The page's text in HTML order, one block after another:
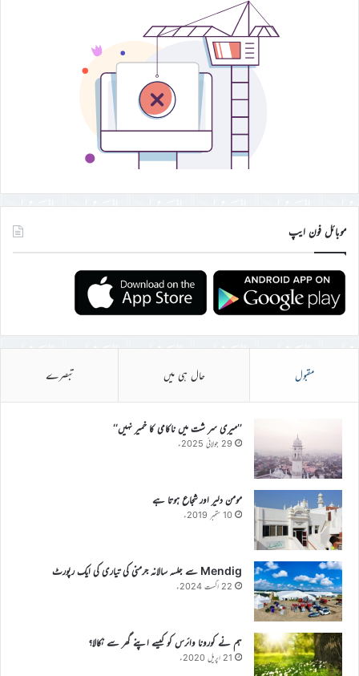
موبائل فون ایپ
مقبول حال ہی میں تبصرے
’’میری سر شت میں ناکامی کا خمیر نہیں‘‘
29 جولائی 2025ء
مومن دلیر اور شجاع ہوتا ہے
10 ستمبر 2019ء
Mendig سے جلسہ سالانہ جرمنی کی تیاری کی ایک رپورٹ
22 اگست 2024ء
ہم نے کورونا وائرس کو کیسے اپنے گھر سے نکالا؟
21 اپریل 2020ء